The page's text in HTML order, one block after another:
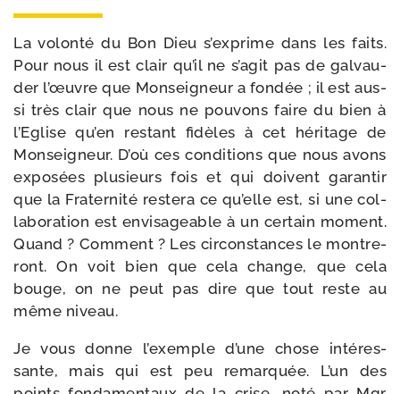
La volon­té du Bon Dieu s’exprime dans les faits.
Pour nous il est clair qu’il ne s’agit pas de gal­vau­
der l’œuvre que Monseigneur a fon­dée ; il est aus­
si très clair que nous ne pou­vons faire du bien à
l’Eglise qu’en res­tant fidèles à cet héri­tage de
Monseigneur. D’où ces condi­tions que nous avons
expo­sées plu­sieurs fois et qui doivent garan­tir
que la Fraternité res­te­ra ce qu’elle est, si une col­
la­bo­ra­tion est envi­sa­geable à un cer­tain moment.
Quand ? Comment ? Les cir­cons­tances le mon­tre­
ront. On voit bien que cela change, que cela
bouge, on ne peut pas dire que tout reste au
même niveau.
Je vous donne l’exemple d’une chose inté­res­
sante, mais qui est peu remar­quée. L’un des